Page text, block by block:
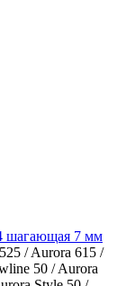
шагающая 7 мм
/ Aurora 615 /
50 / Aurora